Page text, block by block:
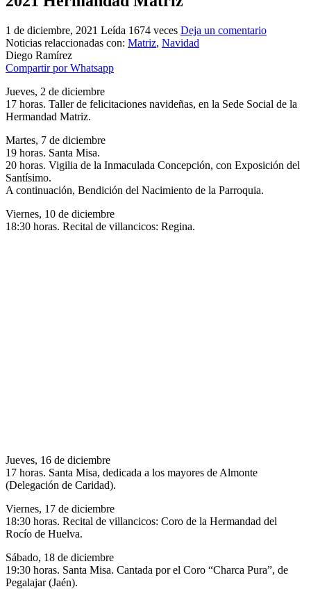
1 de diciembre, 2021 Leída 1674 veces Deja un comentario
Noticias relaccionadas con: Matriz, Navidad
Diego Ramírez
Compartir por Whatsapp
Jueves, 2 de diciembre
17 horas. Taller de felicitaciones navideñas, en la Sede Social de la
Hermandad Matriz.
Martes, 7 de diciembre
19 horas. Santa Misa.
20 horas. Vigilia de la Inmaculada Concepción, con Exposición del
Santísimo.
A continuación, Bendición del Nacimiento de la Parroquia.
Viernes, 10 de diciembre
18:30 horas. Recital de villancicos: Regina.
Jueves, 16 de diciembre
17 horas. Santa Misa, dedicada a los mayores de Almonte
(Delegación de Caridad).
Viernes, 17 de diciembre
18:30 horas. Recital de villancicos: Coro de la Hermandad del
Rocío de Huelva.
Sábado, 18 de diciembre
19:30 horas. Santa Misa. Cantada por el Coro “Charca Pura”, de
Pegalajar (Jaén).
¿Cuales son los actos principales que se celebran en el
Rocío?
Quiero hacer el camino,¿que tengo que hacer?
En el Rocío, ¿dónde me alojo?